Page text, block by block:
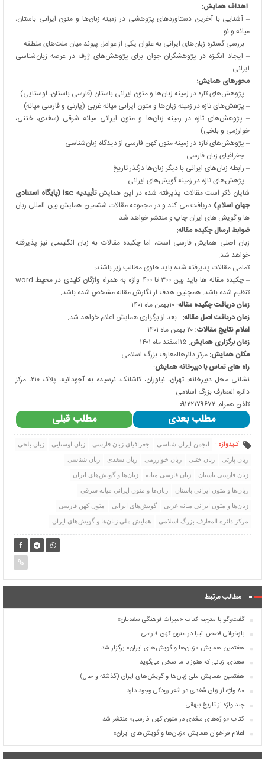
اهداف همایش:
– آشنایی با آخرین دستاوردهای پژوهشی در زمینه زبان‌ها و متون ایرانی باستان،
میانه و نو
– بررسی گستره زبان‌های ایرانی به عنوان یکی از عوامل پیوند میان ملت‌های منطقه
– ایجاد انگیزه در پژوهشگران جوان برای پژوهش‌های ژرف در عرصه زبان‌شناسی
ایرانی
محورهای همایش:
– پژوهش‌های تازه در زمینه زبان‌ها و متون ایرانی باستان (فارسی باستان، اوستایی)
– پژهش‌های تازه در زمینه زبان‌ها و متون ایرانی میانه غربی (پارتی و فارسی میانه)
– پژوهش‌های تازه در زمینه زبان‌ها و متون ایرانی میانه شرقی (سغدی، ختنی،
خوارزمی و بلخی)
– پژوهش‌های تازه در زمینه متون کهن فارسی از دیدگاه زبان‌شناسی
– جغرافیای زبان فارسی
– رابطه زبان‌های ایرانی با دیگر زبا‌‌ن‌ها درگذر تاریخ
– پژهش‌های تازه در زمینه گویش‌های ایرانی
شایان ذکر است مقالات پذیرفته شده در این همایش
تأییدیه isc (پایگاه استنادی
جهان اسلام) دریافت می کند و در مجموعه مقالات ششمین همایش بین المللی زبان
ها و گویش های ایران چاپ و منتشر خواهد شد.
ضوابط ارسال چکیده مقاله:
زبان اصلی همایش فارسی است، اما چکیده مقالات به زبان انگلیسی نیز پذیرفته
خواهد شد.
تمامی مقالات پذیرفته شده باید حاوی مطالب زیر باشند:
– چکیده مقاله ها باید بین ٣٠٠ تا ۴٠٠ واژه به همراه واژگان کلیدی در محیط word
تنظیم شده باشد. همچنین هدف از نگارش مقاله مشخص شده باشد.
زمان دریافت چکیده مقاله: ۱۰بهمن ماه ۱۴۰۱
زمان دریافت اصل مقاله: بعد از برگزاری همایش اعلام خواهد شد.
اعلام نتایج مقالات:
زمان برگزاری همایش: ۱۵اسفند ماه ۱۴۰۱​
مکان همایش: مرکز دائرهالمعارف بزرگ اسلامی
راه های تماس با دبیرخانه همایش:
نشانی محل دبیرخانه: تهران، نیاوران، کاشانک، نرسیده به آجودانیه، پلاک ۲۱۰، مرکز
دائره المعارف بزرگ اسلامی
تلفن همراه: ۰۹۱۲۲۱۷۹۶۷۲
مطلب قبلی مطلب بعدی
کلیدواژه : انجمن ایران شناسی جغرافیای زبان فارسی زبان اوستایی زبان بلخی
زبان پارتی زبان ختنی زبان خوارزمی زبان سغدی زبان شناسی
زبان فارسی باستان زبان فارسی میانه زبان‌ها و گویش‌های ایران
زبان‌ها و متون ایرانی باستان زبان‌ها و متون ایرانی میانه شرقی
زبان‌ها و متون ایرانی میانه غربی گویش‌های ایرانی متون کهن فارسی
مرکز دائرة المعارف بزرگ اسلامی همایش ملی زبان‌ها و گویش‌های ایران
مطالب مرتبط
گفت‌وگو با مترجم کتاب «میراث فرهنگی سغدیان»
بازخوانی قصص انبیا در متون کهن فارسی
هفتمین همایش «زبان‌ها و گویش‌های ایران» برگزار شد
سغدی، زبانی که هنوز با ما سخن می‌گوید
هفتمین همایش ملی زبان‌ها و گویش‌های ایران (گذشته و حال)
۸۰ واژه از زبان سُغدی در شعر رودکی وجود دارد
چند واژه از تاریخ بیهقی
کتاب «واژه‌های سغدی در متون کهن فارسی» منتشر شد
اعلام فراخوان همایش «زبان‌ها و گویش‌های ایران»